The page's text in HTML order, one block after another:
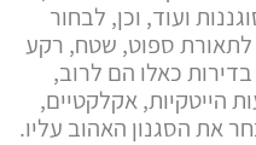
ועוד, וכן, לבחור
לתאורת ספוט, שטח, רקע
כאלו הם לרוב,
הייטקיות, אקלקטיים,
את הסגנון האהוב עליו.